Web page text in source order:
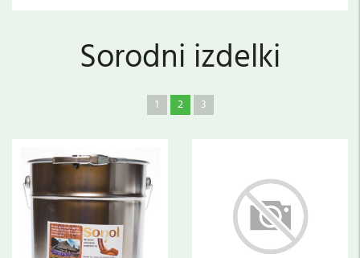
Sorodni izdelki
1 2 3